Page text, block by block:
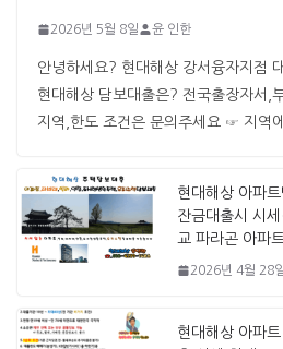
2026년 5월 8일 윤 인한
안녕하세요? 현대해상 강서융자지점
현대해상 담보대출은? 전국출장자서,
지역,한도 조건은 문의주세요 ☞ 지역
현대해상 아파
잔금대출시 시
교 파라곤 아파
2026년 4월 28
현대해상 아파